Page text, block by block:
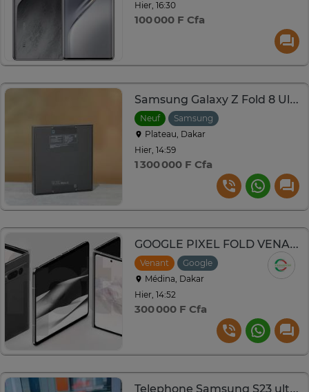
Hier, 16:30
100 000 F Cfa
Samsung Galaxy Z Fold 8 Ultra
Neuf
Samsung
Plateau, Dakar
Hier, 14:59
1 300 000 F Cfa
GOOGLE PIXEL FOLD VENANT 256GO RAM 12GO 5G
Venant
Google
Médina, Dakar
Hier, 14:52
300 000 F Cfa
Telephone Samsung S23 ultra 256Go Scellé